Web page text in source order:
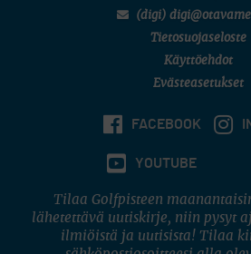
(digi)
Tietosuojaseloste
Käyttöehdot
Evästeasetukset
FACEBOOK
YOUTUBE
Tilaa Golfpisteen
lähetettävä uutiskirje, niin pysyt
ilmiöistä ja uutisista! Tilaa